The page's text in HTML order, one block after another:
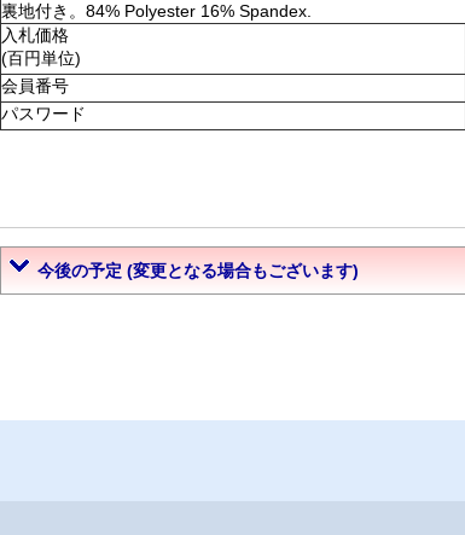
裏地付き。84% Polyester 16% Spandex.
入札価格
(百円単位)
会員番号
パスワード
今後の予定 (変更となる場合もございます)